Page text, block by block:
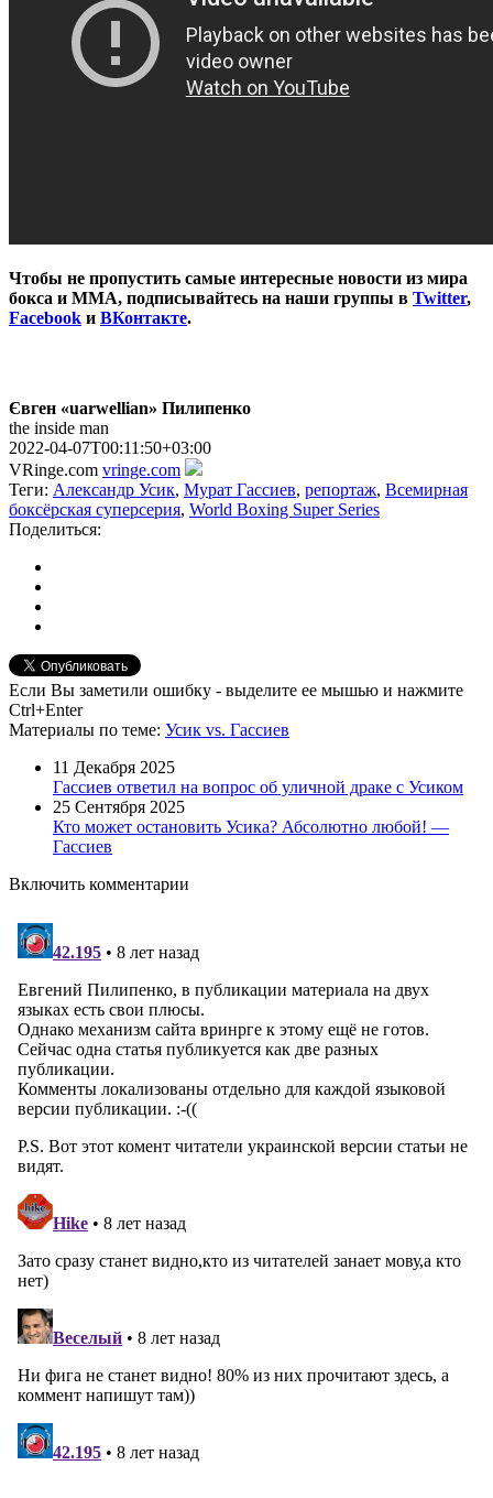
Чтобы не пропустить самые интересные новости из мира
бокса и ММА, подписывайтесь на наши группы в Twitter,
Facebook и ВКонтакте.
Євген «uarwellian» Пилипенко
the inside man
2022-04-07T00:11:50+03:00
VRinge.com vringe.com
Теги: Александр Усик, Мурат Гассиев, репортаж, Всемирная
боксёрская суперсерия, World Boxing Super Series
Поделиться:
Если Вы заметили ошибку - выделите ее мышью и нажмите
Ctrl+Enter
Материалы по теме: Усик vs. Гассиев
11 Декабря 2025
Гассиев ответил на вопрос об уличной драке с Усиком
25 Сентября 2025
Кто может остановить Усика? Абсолютно любой! —
Гассиев
Включить комментарии